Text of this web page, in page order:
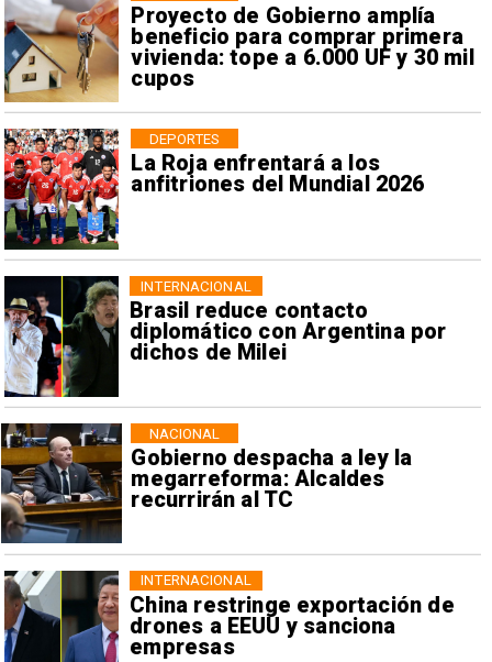
Proyecto de Gobierno amplía
beneficio para comprar primera
vivienda: tope a 6.000 UF y 30 mil
cupos
La Roja enfrentará a los
anfitriones del Mundial 2026
DEPORTES
Brasil reduce contacto
diplomático con Argentina por
dichos de Milei
INTERNACIONAL
Gobierno despacha a ley la
megarreforma: Alcaldes
recurrirán al TC
NACIONAL
China restringe exportación de
drones a EEUU y sanciona
empresas
INTERNACIONAL